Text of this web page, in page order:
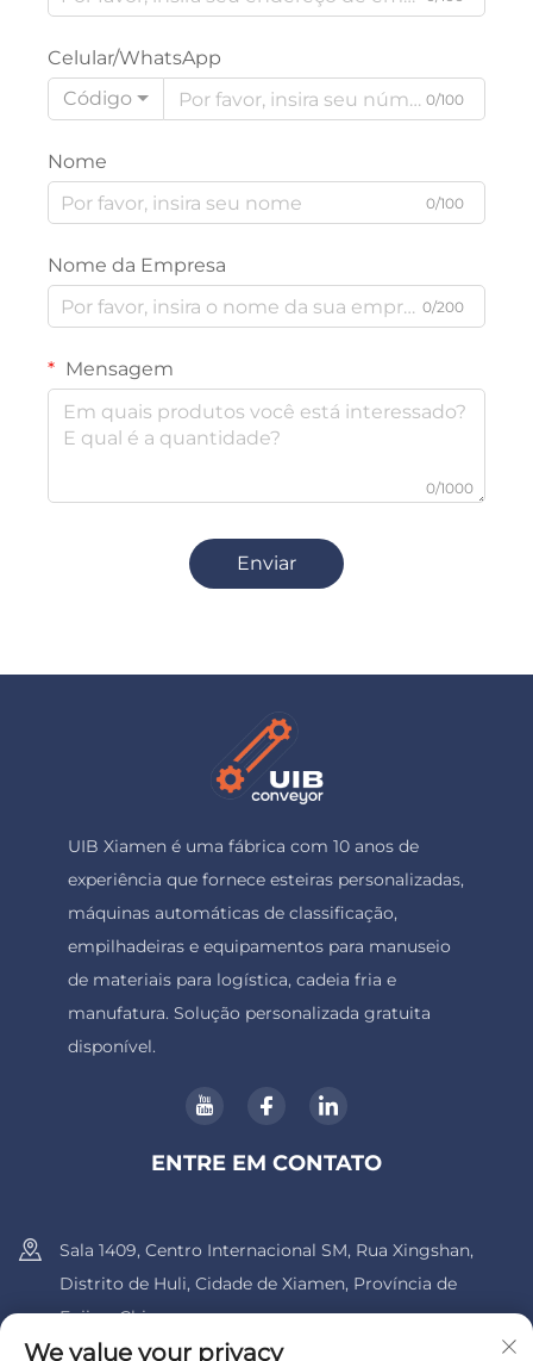
Celular/WhatsApp
Código
0/100
Nome
0/100
Nome da Empresa
0/200
Mensagem
0/1000
Enviar
UIB Xiamen é uma fábrica com 10 anos de
experiência que fornece esteiras personalizadas,
máquinas automáticas de classificação,
empilhadeiras e equipamentos para manuseio
de materiais para logística, cadeia fria e
manufatura. Solução personalizada gratuita
disponível.
ENTRE EM CONTATO
Sala 1409, Centro Internacional SM, Rua Xingshan,
Distrito de Huli, Cidade de Xiamen, Província de
Fujian, China.
We value your privacy